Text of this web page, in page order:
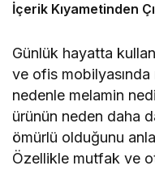
İçerik Kıyametinden
Günlük hayatta
ve ofis
nedenle melamin
ürünün neden daha
ömürlü olduğunu
Özellikle mutfak ve